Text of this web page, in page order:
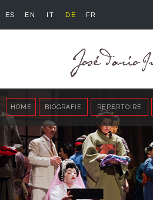
ES EN IT DE FR
HOME BIOGRAFIE REPERTOIRE